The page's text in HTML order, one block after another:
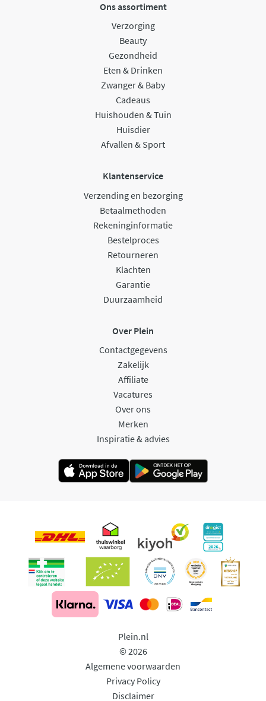
Ons assortiment
Verzorging
Beauty
Gezondheid
Eten & Drinken
Zwanger & Baby
Cadeaus
Huishouden & Tuin
Huisdier
Afvallen & Sport
Klantenservice
Verzending en bezorging
Betaalmethoden
Rekeninginformatie
Bestelproces
Retourneren
Klachten
Garantie
Duurzaamheid
Over Plein
Contactgegevens
Zakelijk
Affiliate
Vacatures
Over ons
Merken
Inspiratie & advies
Plein.nl
© 2026
Algemene voorwaarden
Privacy Policy
Disclaimer